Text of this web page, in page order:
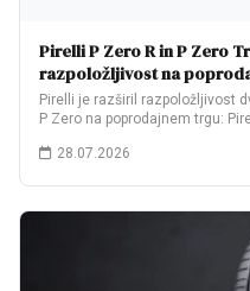
Pirelli P Zero R in P Zero
razpoložljivost na
Pirelli je razširil razpoložljivost
P Zero na poprodajnem trgu:
28.07.2026